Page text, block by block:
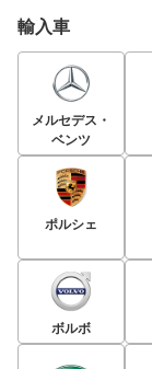
輸入車
メルセデス・
ベンツ
ポルシェ
ボルボ